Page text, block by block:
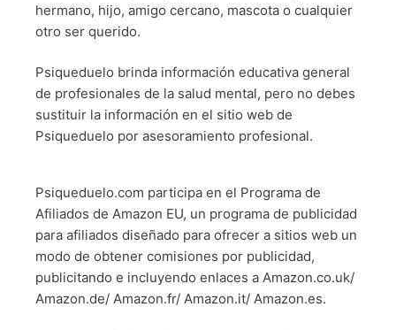
hermano, hijo, amigo cercano, mascota o cualquier
otro ser querido.
Psiqueduelo brinda información educativa general
de profesionales de la salud mental, pero no debes
sustituir la información en el sitio web de
Psiqueduelo por asesoramiento profesional.
Psiqueduelo.com participa en el Programa de
Afiliados de Amazon EU, un programa de publicidad
para afiliados diseñado para ofrecer a sitios web un
modo de obtener comisiones por publicidad,
publicitando e incluyendo enlaces a Amazon.co.uk/
Amazon.de/ Amazon.fr/ Amazon.it/ Amazon.es.